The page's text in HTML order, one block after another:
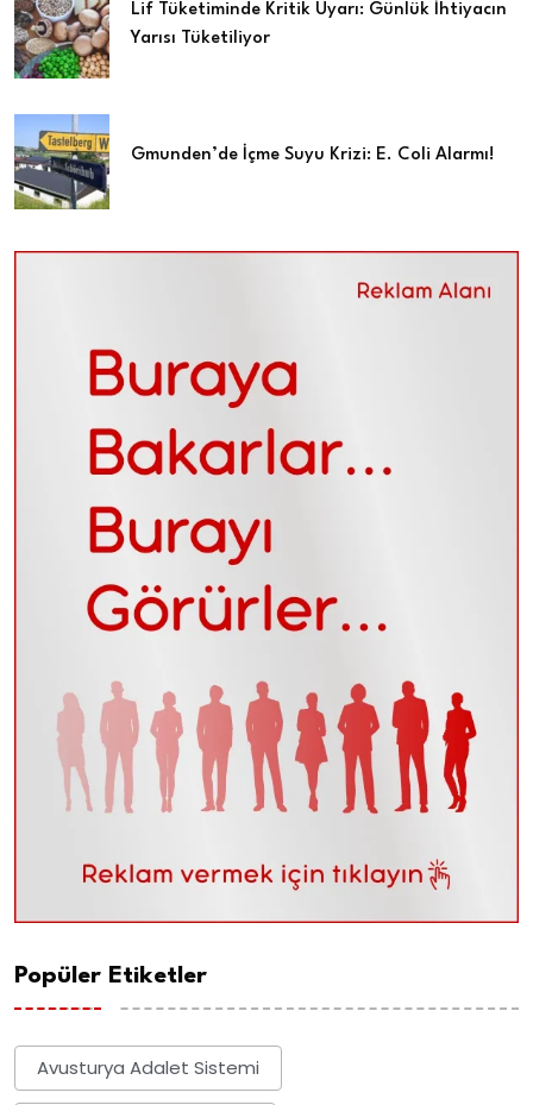
Lif Tüketiminde Kritik Uyarı: Günlük İhtiyacın
Yarısı Tüketiliyor
Gmunden’de İçme Suyu Krizi: E. Coli Alarmı!
Popüler Etiketler
Avusturya Adalet Sistemi